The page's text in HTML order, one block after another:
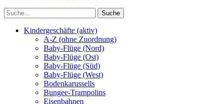
Kindergeschäfte (aktiv)
A-Z (ohne Zuordnung)
Baby-Flüge (Nord)
Baby-Flüge (Ost)
Baby-Flüge (Süd)
Baby-Flüge (West)
Bodenkarussells
Bungee-Trampolins
Eisenbahnen